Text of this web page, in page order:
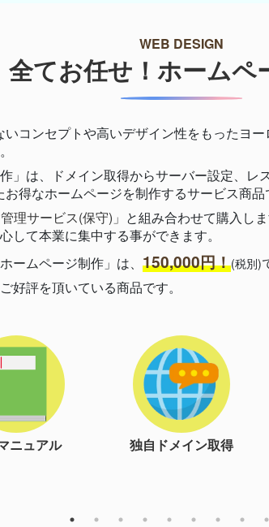
WEB DESIGN
全てお任せ！ホームペ
コンセプトや高いデザイン性をもったヨ
」は、ドメイン取得からサーバー設定、レ
得なホームページを制作するサービス商品
理サービス(保守)」 と組み合わせて購入し
して本業に集中する事ができます。
ームページ制作」は、 150,000円！(税別)
好評を頂いている商品です。
イン取得 サーバー開設＆設定